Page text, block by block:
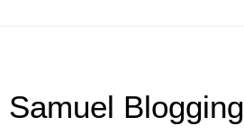
Samuel Blogging